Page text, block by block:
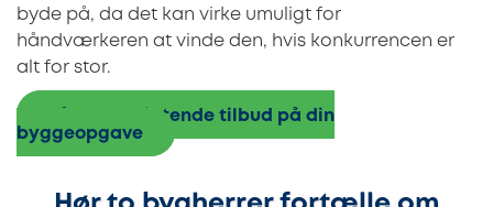
byde på, da det kan virke umuligt for
håndværkeren at vinde den, hvis konkurrencen er
alt for stor.
Få 3 uforpligtende tilbud på din
byggeopgave